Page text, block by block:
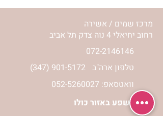
מרכז שמים / אשירה
רחוב יחיאלי 4 נוה צדק תל אביב
072-2146146
(347) 901-5172 טלפון ארה"ב
וואטסאפ: 052-5260027
חניה בשפע באזור כולו